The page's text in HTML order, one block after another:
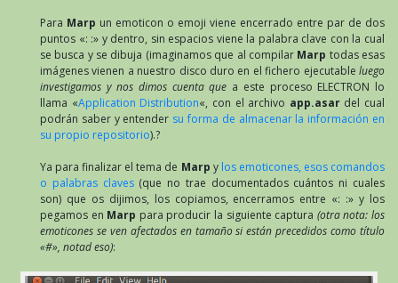
Para Marp un emoticon o emoji viene encerrado entre par de dos
puntos «: :» y dentro, sin espacios viene la palabra clave con la cual
se busca y se dibuja (imaginamos que al compilar Marp todas esas
imágenes vienen a nuestro disco duro en el fichero ejecutable luego
investigamos y nos dimos cuenta que a este proceso ELECTRON lo
llama «Application Distribution«, con el archivo app.asardel cual
podrán saber y entender su forma de almacenar la información en
su propio repositorio).?
Ya para finalizar el tema de Marp y los emoticones, esos comandos
o palabras claves(que no trae documentados cuántos ni cuales
son) que os dijimos, los copiamos, encerramos entre «: :» y los
pegamos en Marp para producir la siguiente captura (otra nota: los
emoticones se ven afectados en tamaño si están precedidos como título
«#», notad eso):